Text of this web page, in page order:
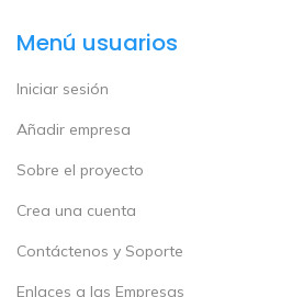
Menú usuarios
Iniciar sesión
Añadir empresa
Sobre el proyecto
Crea una cuenta
Contáctenos y Soporte
Enlaces a las Empresas